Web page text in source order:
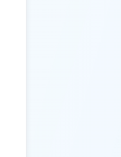
Total da
\right) \times